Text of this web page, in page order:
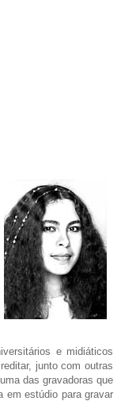
e midiáticos
junto com outras
das gravadoras que
em estúdio para gravar